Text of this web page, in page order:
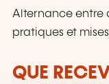
Alternance entre
pratiques et
QUE